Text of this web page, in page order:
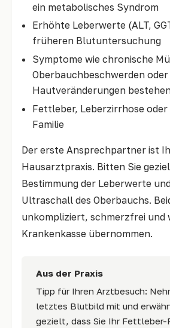
ein metabolisches Syndrom
Erhöhte Leberwerte (ALT,
früheren Blutuntersuchung
Symptome wie chronische
Oberbauchbeschwerden oder
Hautveränderungen
Fettleber, Leberzirrhose oder
Familie
Der erste Ansprechpartner ist
Hausarztpraxis. Bitten Sie
Bestimmung der Leberwerte
Ultraschall des Oberbauchs.
unkompliziert, schmerzfrei und
Krankenkasse übernommen.
Aus der Praxis
Tipp für Ihren Arztbesuch:
letztes Blutbild mit und
gezielt, dass Sie Ihr Fettleber-